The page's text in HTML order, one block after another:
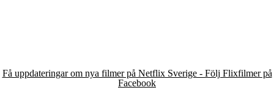
Få uppdateringar om nya filmer på Netflix Sverige - Följ Flixfilmer på
Facebook